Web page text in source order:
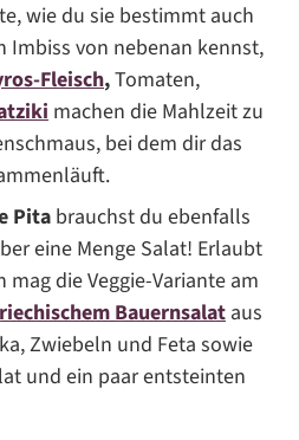
wie du sie bestimmt auch
Imbiss von nebenan kennst,
Fleisch,Tomaten,
machen die Mahlzeit zu
bei dem dir das
Pita brauchst du ebenfalls
eine Menge Salat! Erlaubt
mag die Veggie-Variante am
Bauernsalataus
Zwiebeln und Feta sowie
und ein paar entsteinten